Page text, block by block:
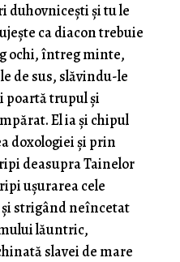
duhovniceşti şi tu le
ca diacon trebuie
ochi, întreg minte,
de sus, slăvindu-le
poartă trupul şi
El ia şi chipul
doxologiei şi prin
deasupra Tainelor
uşurarea cele
strigând neîncetat
lăuntric,
slavei de mare